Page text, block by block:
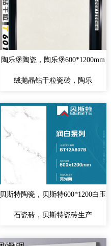
陶乐堡陶瓷，陶乐堡600*1200mm
绒抛晶钻干粒瓷砖，陶乐
贝斯特陶瓷，贝斯特600*1200白玉
石瓷砖，贝斯特瓷砖生产